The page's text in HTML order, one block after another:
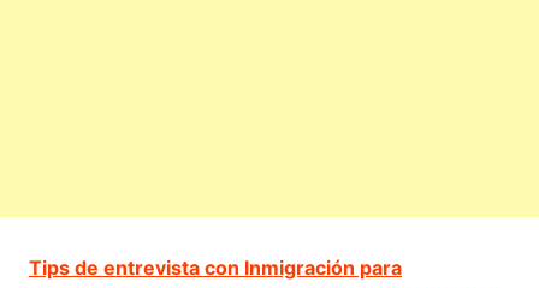
Tips de entrevista con Inmigración para